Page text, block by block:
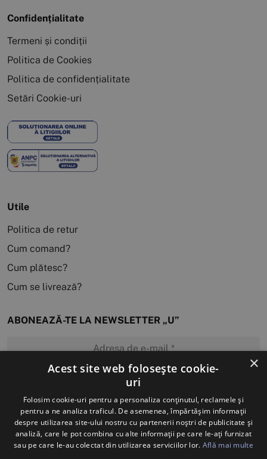
Confidențialitate
Termeni și condiții
Politica de Cookies
Politica de confidențialitate
Setări Cookie-uri
Utile
Politica de retur
Cum comand?
Cum plătesc?
Cum se livrează?
ABONEAZĂ-TE LA NEWSLETTER „U”
MĂ ABONEZ
×
Acest site web folosește cookie-
uri
Folosim cookie-uri pentru a personaliza conținutul, reclamele și
pentru a ne analiza traficul. De asemenea, împărtășim informații
despre utilizarea site-ului nostru cu partenerii noștri de publicitate și
analiză, care le pot combina cu alte informații pe care le-ați furnizat
sau pe care le-au colectat din utilizarea serviciilor lor. Află mai multe